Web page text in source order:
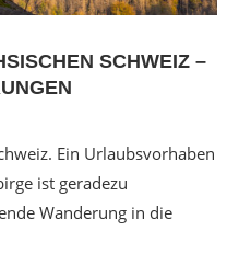
SCHWEIZ –
Ein Urlaubsvorhaben
ist geradezu
Wanderung in die